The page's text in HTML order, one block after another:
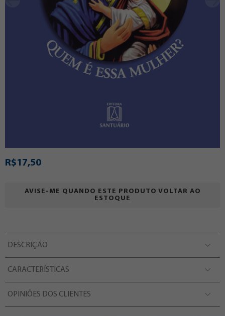
R$17,50
AVISE-ME QUANDO ESTE PRODUTO VOLTAR AO
ESTOQUE
DESCRIÇÃO
CARACTERÍSTICAS
OPINIÕES DOS CLIENTES